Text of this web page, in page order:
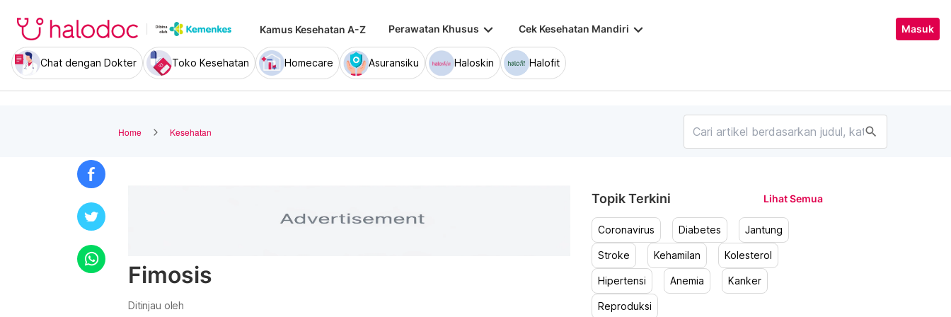
Kamus Kesehatan A-Z Perawatan Khusus keyboard_arrow_down Cek Kesehatan Mandiri keyboard_arrow_down Masuk
Chat dengan Dokter Toko Kesehatan Homecare Asuransiku Haloskin Halofit
Home Kesehatan search
Fimosis
Ditinjau oleh
Topik Terkini Lihat Semua
Coronavirus Diabetes Jantung
Stroke Kehamilan Kolesterol
Hipertensi Anemia Kanker
Reproduksi